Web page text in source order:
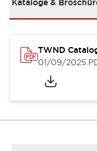
Kataloge &
TWND
01/09/2025